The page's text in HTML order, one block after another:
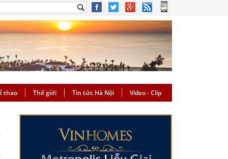
thao Thế giới Tin tức Hà Nội Video - Clip